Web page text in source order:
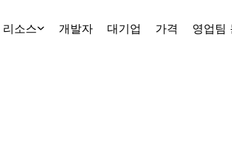
리소스 개발자 대기업 가격 영업팀